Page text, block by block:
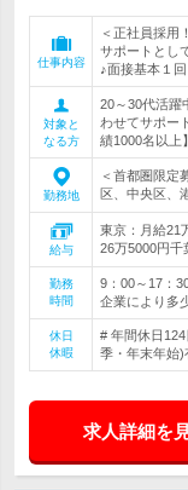
仕事内容
＜正社員採用
サポートとし
♪面接基本１回
対象と
なる方
20～30代活躍
わせてサポー
績1000名以上】
勤務地
＜首都圏限
区、中央区、
給与
東京：月給21
26万5000円千
勤務
時間
9：00～17：
企業により多
休日
休暇
# 年間休日
季・年末年始)
求人詳細を